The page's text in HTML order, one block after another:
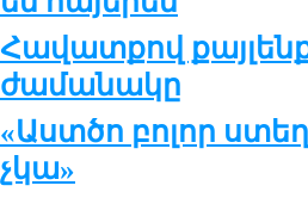
Հավատքով
ժամանակը
«Աստծո բոլոր
չկա»